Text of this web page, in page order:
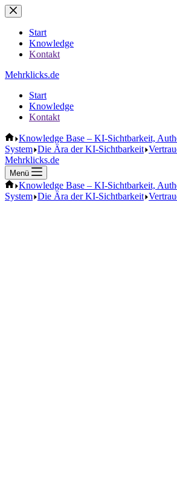
Zum
Inhalt
springenStart
Knowledge
Kontakt
Mehrklicks.de
Start
Knowledge
Kontakt
Start
Knowledge Base – KI-Sichtbarkeit,
System Die Ära der KI-Sichtbarkeit
Mehrklicks.de
Menü
Start
Knowledge Base – KI-Sichtbarkeit,
System Die Ära der KI-Sichtbarkeit